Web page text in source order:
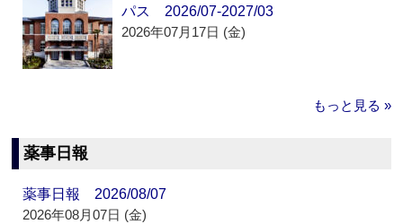
パス 2026/07-2027/03
2026年07月17日 (金)
もっと見る »
薬事日報
薬事日報 2026/08/07
2026年08月07日 (金)